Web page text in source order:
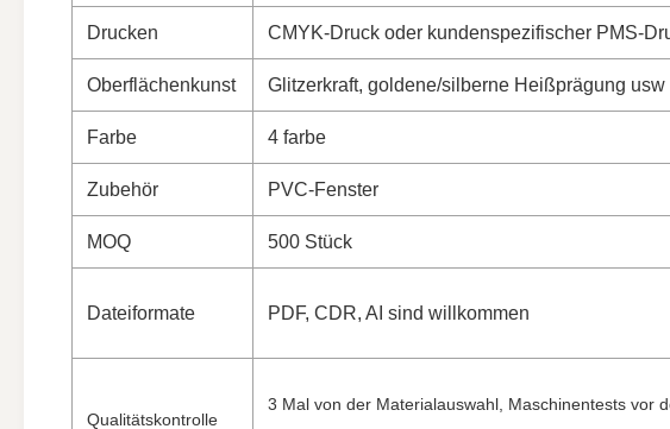
Drucken CMYK-Druck oder kundenspezifischer PMS-
Oberflächenkunst Glitzerkraft, goldene/silberne Heißprägung usw
Farbe 4 farbe
Zubehör PVC-Fenster
MOQ 500 Stück
Dateiformate PDF, CDR, AI sind willkommen
Qualitätskontrolle
3 Mal von der Materialauswahl, Maschinentests vor